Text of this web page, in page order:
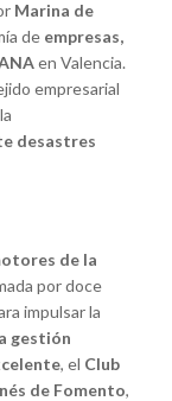
Marina de
de empresas,
en Valencia.
empresarial
desastres
de la
por doce
impulsar la
gestión
, el Club
de Fomento,